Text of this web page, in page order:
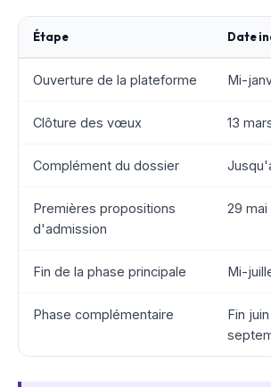
Étape Date
Ouverture de la plateforme Mi-
Clôture des vœux 13
Complément du dossier
Premières propositions
d'admission
29 mai
Fin de la phase principale Mi-
Phase complémentaire
Fin